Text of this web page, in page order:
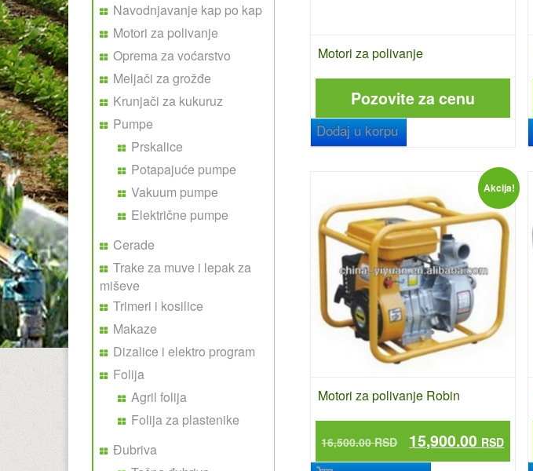
Navodnjavanje kap po kap
Motori za polivanje
Oprema za voćarstvo
Meljači za grožđe
Krunjači za kukuruz
Pumpe
Prskalice
Potapajuće pumpe
Vakuum pumpe
Električne pumpe
Cerade
Trake za muve i lepak za
miševe
Trimeri i kosilice
Makaze
Dizalice i elektro program
Folija
Agril folija
Folija za plastenike
Đubriva
Motori za polivanje
Pozovite za cenu
Dodaj u korpu
Akcija!
Motori za polivanje Robin
16,500.00RSD 15,900.00 RSD